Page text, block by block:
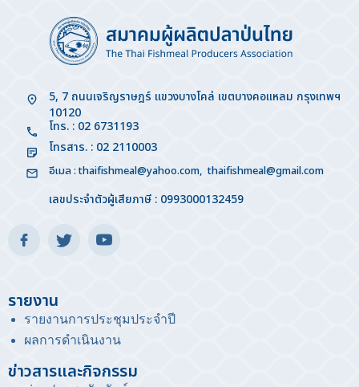
5, 7 ถนนเจริญราษฎร์ แขวงบางโคล่ เขตบางคอแหลม กรุงเทพฯ
10120
โทร. : 02 6731193
โทรสาร. : 02 2110003
อีเมล :thaifishmeal@yahoo.com,thaifishmeal@gmail.com
เลขประจำตัวผู้เสียภาษี : 0993000132459
รายงาน
รายงานการประชุมประจำปี
ผลการดำเนินงาน
ข่าวสารและกิจกรรม